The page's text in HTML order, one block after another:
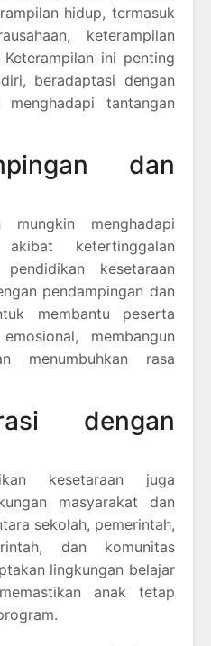
hidup, termasuk
keterampilan
ini penting
beradaptasi dengan
tantangan
dan
menghadapi
ketertinggalan
kesetaraan
pendampingan dan
membantu peserta
membangun
menumbuhkan rasa
dengan
kesetaraan juga
masyarakat dan
sekolah, pemerintah,
dan komunitas
lingkungan belajar
anak tetap